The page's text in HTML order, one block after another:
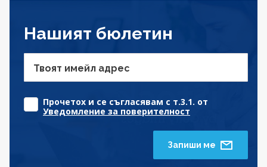
Нашият бюлетин
Твоят имейл адрес
Прочетох и се съгласявам с т.3.1. от
Уведомление за поверителност
Запиши ме